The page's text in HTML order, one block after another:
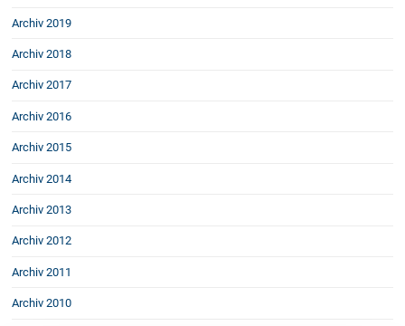
und Übergabeverträgen
Check dein Recht/Erbrecht
Grundstückkauf
Checkliste: Gewerbeanm. durch jur.
Archiv 2019
Archiv 2018
Archiv 2017
Archiv 2016
Archiv 2015
Archiv 2014
Archiv 2013
Archiv 2012
Archiv 2011
Archiv 2010